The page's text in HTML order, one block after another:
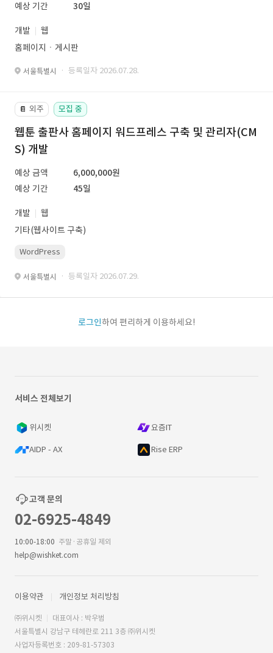
예상 기간
30일
개발
웹
홈페이지ㆍ게시판
서울특별시 · 등록일자 2026.07.28.
📔 외주 모집 중
웹툰 출판사 홈페이지 워드프레스 구축 및 관리자(CM
S) 개발
예상 금액
6,000,000원
예상 기간
45일
개발
웹
기타(웹사이트 구축)
WordPress
서울특별시 · 등록일자 2026.07.29.
로그인하여 편리하게 이용하세요!
서비스 전체보기
위시켓 요즘IT
AIDP - AX Rise ERP
고객 문의
02-6925-4849
10:00-18:00 주말·공휴일 제외
help@wishket.com
이용약관 개인정보 처리방침
㈜위시켓
대표이사 : 박우범
서울특별시 강남구 테헤란로 211 3층 ㈜위시켓
사업자등록번호 : 209-81-57303